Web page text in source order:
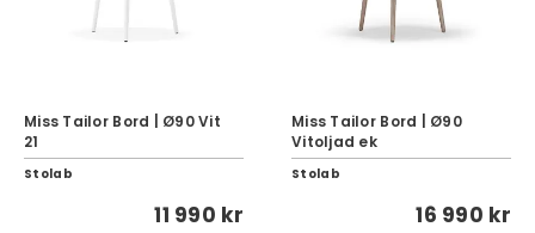
Miss Tailor Bord | Ø90 Vit
21
Stolab
11 990 kr
Miss Tailor Bord | Ø90
Vitoljad ek
Stolab
16 990 kr